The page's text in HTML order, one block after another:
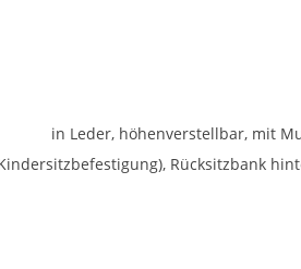
in Leder, höhenverstellbar, mit
Rücksitzbank